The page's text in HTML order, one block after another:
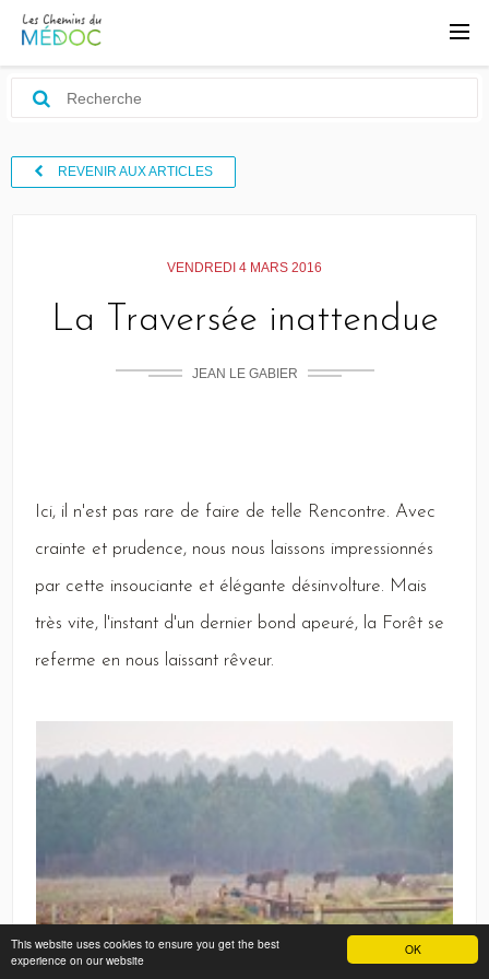
OK
This website uses cookies to ensure you get the best
experience on our website
REVENIR AUX ARTICLES
VENDREDI 4 MARS 2016
La Traversée inattendue
JEAN LE GABIER
Ici, il n'est pas rare de faire de telle Rencontre. Avec
crainte et prudence, nous nous laissons impressionnés
par cette insouciante et élégante désinvolture. Mais
très vite, l'instant d'un dernier bond apeuré, la Forêt se
referme en nous laissant rêveur.